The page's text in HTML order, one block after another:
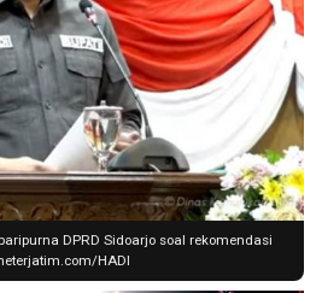
DPRD Sidoarjo soal rekomendasi
HADI